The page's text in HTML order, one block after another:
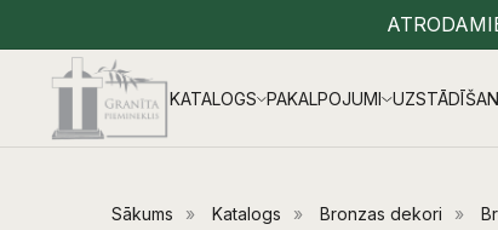
KATALOGS PAKALPOJUMI
Sākums » Katalogs » Bronzas dekori »